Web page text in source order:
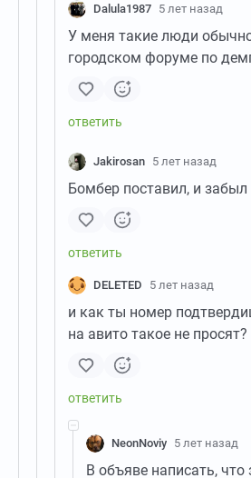
Dalula1987 5 лет назад
У меня такие люди
городском форуме по
Jakirosan 5 лет назад
Бомбер поставил, и
DELETED 5 лет назад
и как ты номер
на авито такое не просят?
NeonNoviy 5 лет назад
В объяве написать, что